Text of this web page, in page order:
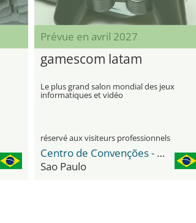
Prévue en avril 2027
gamescom latam
Le plus grand salon mondial des jeux
informatiques et vidéo
réservé aux visiteurs professionnels
Centro de Convenções - Distrito Anhembi
Sao Paulo